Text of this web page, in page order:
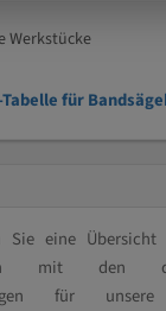
Werkstücke
für
Sie eine Übersicht
mit den
für